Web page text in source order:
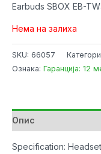
Earbuds SBOX EB-
Нема на залиха
SKU: 66057
Ознака: Гаранција: 12
Опис
Specification: